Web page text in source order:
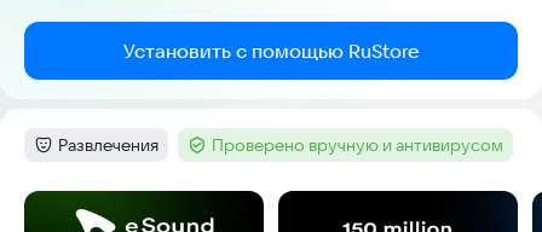
Установить с помощью RuStore
Категория:
Развлечения Тег :Проверено вручную и антивирусом
Скриншоты